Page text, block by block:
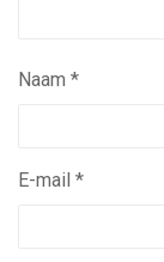
Naam *
E-mail *